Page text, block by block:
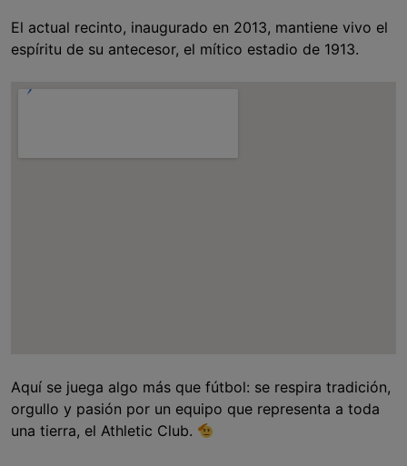
El actual recinto, inaugurado en 2013, mantiene vivo el
espíritu de su antecesor, el mítico estadio de 1913.
Aquí se juega algo más que fútbol: se respira tradición,
orgullo y pasión por un equipo que representa a toda
una tierra, el Athletic Club.